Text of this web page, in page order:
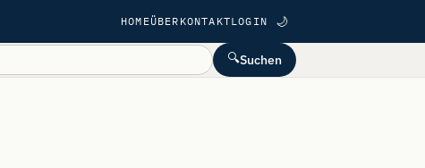
HOMEÜBER KONTAKTLOGIN 🌙
🔍Suchen